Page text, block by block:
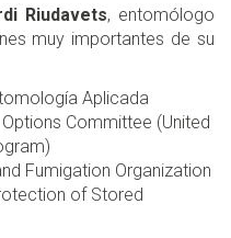
Riudavets, entomólogo
muy importantes de su
Aplicada
Committee (United
Fumigation Organization
of Stored